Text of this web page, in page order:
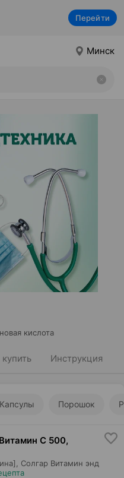
Перейти
Минск
кислота
Инструкция
Капсулы Порошок
С 500,
Солгар Витамин энд